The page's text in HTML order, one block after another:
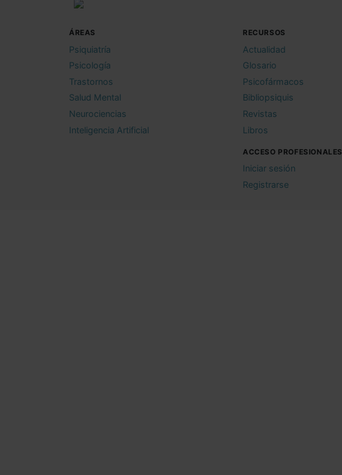
ÁREAS
Psiquiatría
Psicología
Trastornos
Salud Mental
Neurociencias
Inteligencia Artificial
RECURSOS
Actualidad
Glosario
Psicofármacos
Bibliopsiquis
Revistas
Libros
ACCESO PROFESIONALES
Iniciar sesión
Registrarse